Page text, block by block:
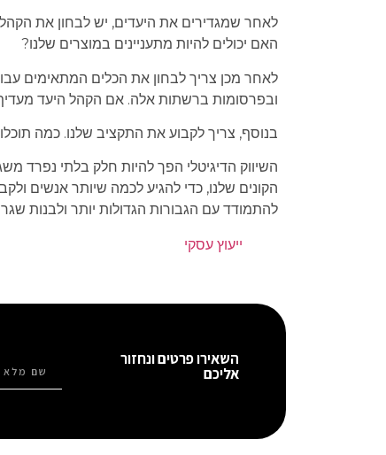
לאחר שמגדירים את היעדים, יש לבחון את
האם יכולים להיות מתעניינים במוצרים שלנו?
לאחר מכן צריך לבחון את הכלים המתאימים
ובפרסומות ברשתות אלה. אם הקהל היעד
בנוסף, צריך לקבוע את התקציב שלנו. כמה
השיווק הדיגיטלי הפך להיות חלק בלתי נפרד
הקונים שלנו, כדי להגיע לכמה שיותר אנשים
להתמודד עם הגבורות הגדולות יותר ולבנות
ייעוץ עסקי
השאירו פרטים ונחזור
אליכם